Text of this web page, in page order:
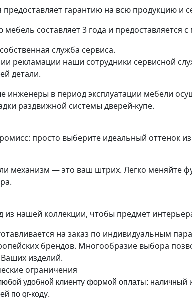
гарантию на всю продукцию и
мебель составляет 3 года и
служба сервиса.
рекламации наши сотрудники сервисной
детали.
инженеры в период эксплуатации мебели
раздвижной системы дверей-купе.
просто выберите идеальный оттенок
механизм — это ваш штрих. Легко меняйте
из нашей коллекции, чтобы предмет
на заказ по индивидуальным
брендов. Многообразие выбора
изделий.
ограничения
удобной клиенту формой оплаты: наличный
по qr-коду.